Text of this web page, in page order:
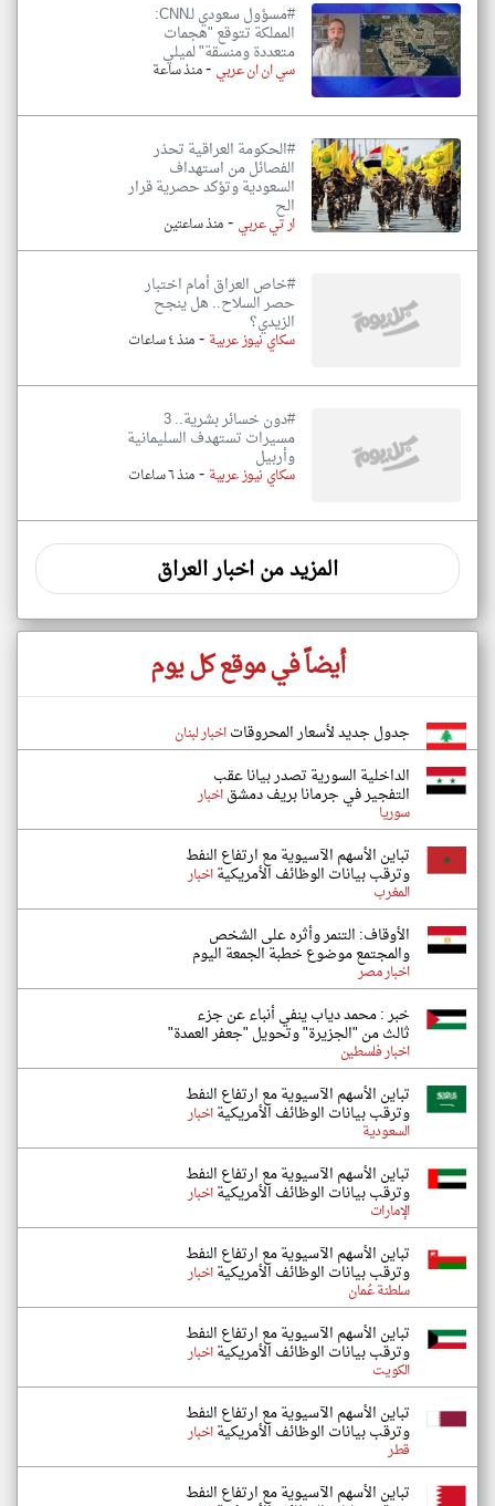
#مسؤول سعودي لـCNN:
المملكة تتوقع "هجمات
متعددة ومنسقة" لميلي
سي ان ان عربي -منذ ساعة
#الحكومة العراقية تحذر
الفصائل من استهداف
السعودية وتؤكد حصرية قرار
الح
ار تي عربي -منذ ساعتين
#خاص العراق أمام اختبار
حصر السلاح.. هل ينجح
الزيدي؟
سكاي نيوز عربية -منذ ٤ ساعات
#دون خسائر بشرية.. 3
مسيرات تستهدف السليمانية
وأربيل
سكاي نيوز عربية -منذ ٦ ساعات
المزيد من اخبار العراق
أيضاً في موقع كل يوم
جدول جديد لأسعار المحروقاتاخبار لبنان
الداخلية السورية تصدر بيانا عقب
التفجير في جرمانا بريف دمشقاخبار
سوريا
تباين الأسهم الآسيوية مع ارتفاع النفط
وترقب بيانات الوظائف الأمريكيةاخبار
المغرب
الأوقاف: التنمر وأثره على الشخص
والمجتمع موضوع خطبة الجمعة اليوم
اخبار مصر
خبر : محمد دياب ينفي أنباء عن جزء
ثالث من "الجزيرة" وتحويل "جعفر العمدة"
اخبار فلسطين
تباين الأسهم الآسيوية مع ارتفاع النفط
وترقب بيانات الوظائف الأمريكيةاخبار
السعودية
تباين الأسهم الآسيوية مع ارتفاع النفط
وترقب بيانات الوظائف الأمريكيةاخبار
الإمارات
تباين الأسهم الآسيوية مع ارتفاع النفط
وترقب بيانات الوظائف الأمريكيةاخبار
سلطنة عُمان
تباين الأسهم الآسيوية مع ارتفاع النفط
وترقب بيانات الوظائف الأمريكيةاخبار
الكويت
تباين الأسهم الآسيوية مع ارتفاع النفط
وترقب بيانات الوظائف الأمريكيةاخبار
قطر
تباين الأسهم الآسيوية مع ارتفاع النفط